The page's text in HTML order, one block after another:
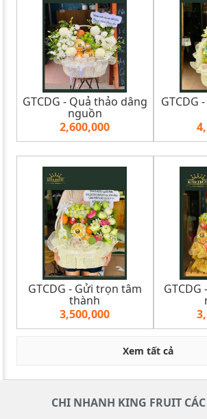
GTCDG - Quả thảo dâng
nguồn
2,600,000
GTCDG
GTCDG - Gửi trọn tâm
thành
3,500,000
Xem tất cả
CHI NHANH KING FRUIT